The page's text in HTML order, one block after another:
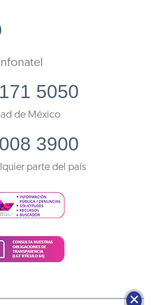
5050
de México
3900
parte del país
🗙